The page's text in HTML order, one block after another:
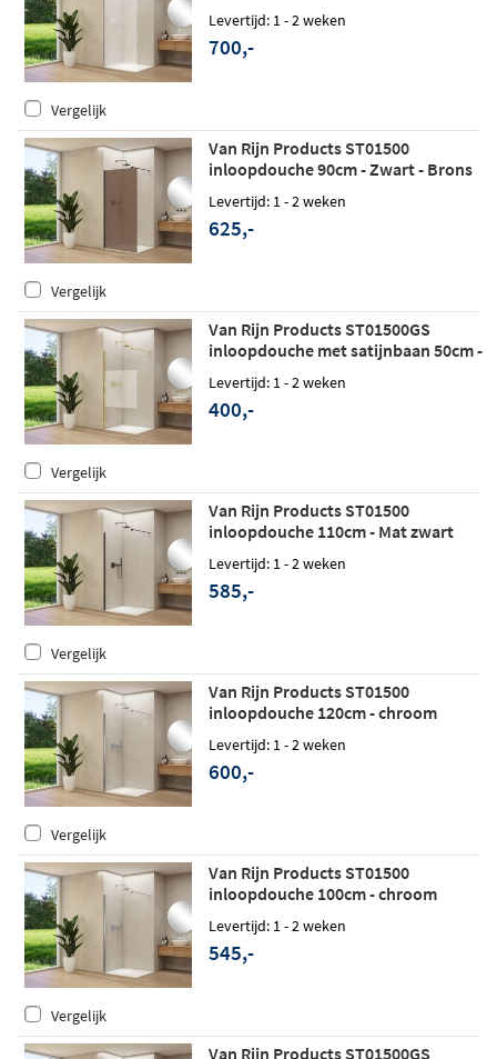
Levertijd: 1 - 2 weken
700,-
Vergelijk
Van Rijn Products ST01500
inloopdouche 90cm - Zwart - Brons
Levertijd: 1 - 2 weken
625,-
Vergelijk
Van Rijn Products ST01500GS
inloopdouche met satijnbaan 50cm -
stabilisatiestang
Levertijd: 1 - 2 weken
400,-
Vergelijk
Van Rijn Products ST01500
inloopdouche 110cm - Mat zwart
Levertijd: 1 - 2 weken
585,-
Vergelijk
Van Rijn Products ST01500
inloopdouche 120cm - chroom
Levertijd: 1 - 2 weken
600,-
Vergelijk
Van Rijn Products ST01500
inloopdouche 100cm - chroom
Levertijd: 1 - 2 weken
545,-
Vergelijk
Van Rijn Products ST01500GS